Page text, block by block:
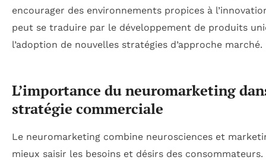
encourager des environnements propices à
peut se traduire par le développement de produits
l’adoption de nouvelles stratégies d’approche marché.
L’importance du neuromarketing
stratégie commerciale
Le neuromarketing combine neurosciences et
mieux saisir les besoins et désirs des consommateurs.